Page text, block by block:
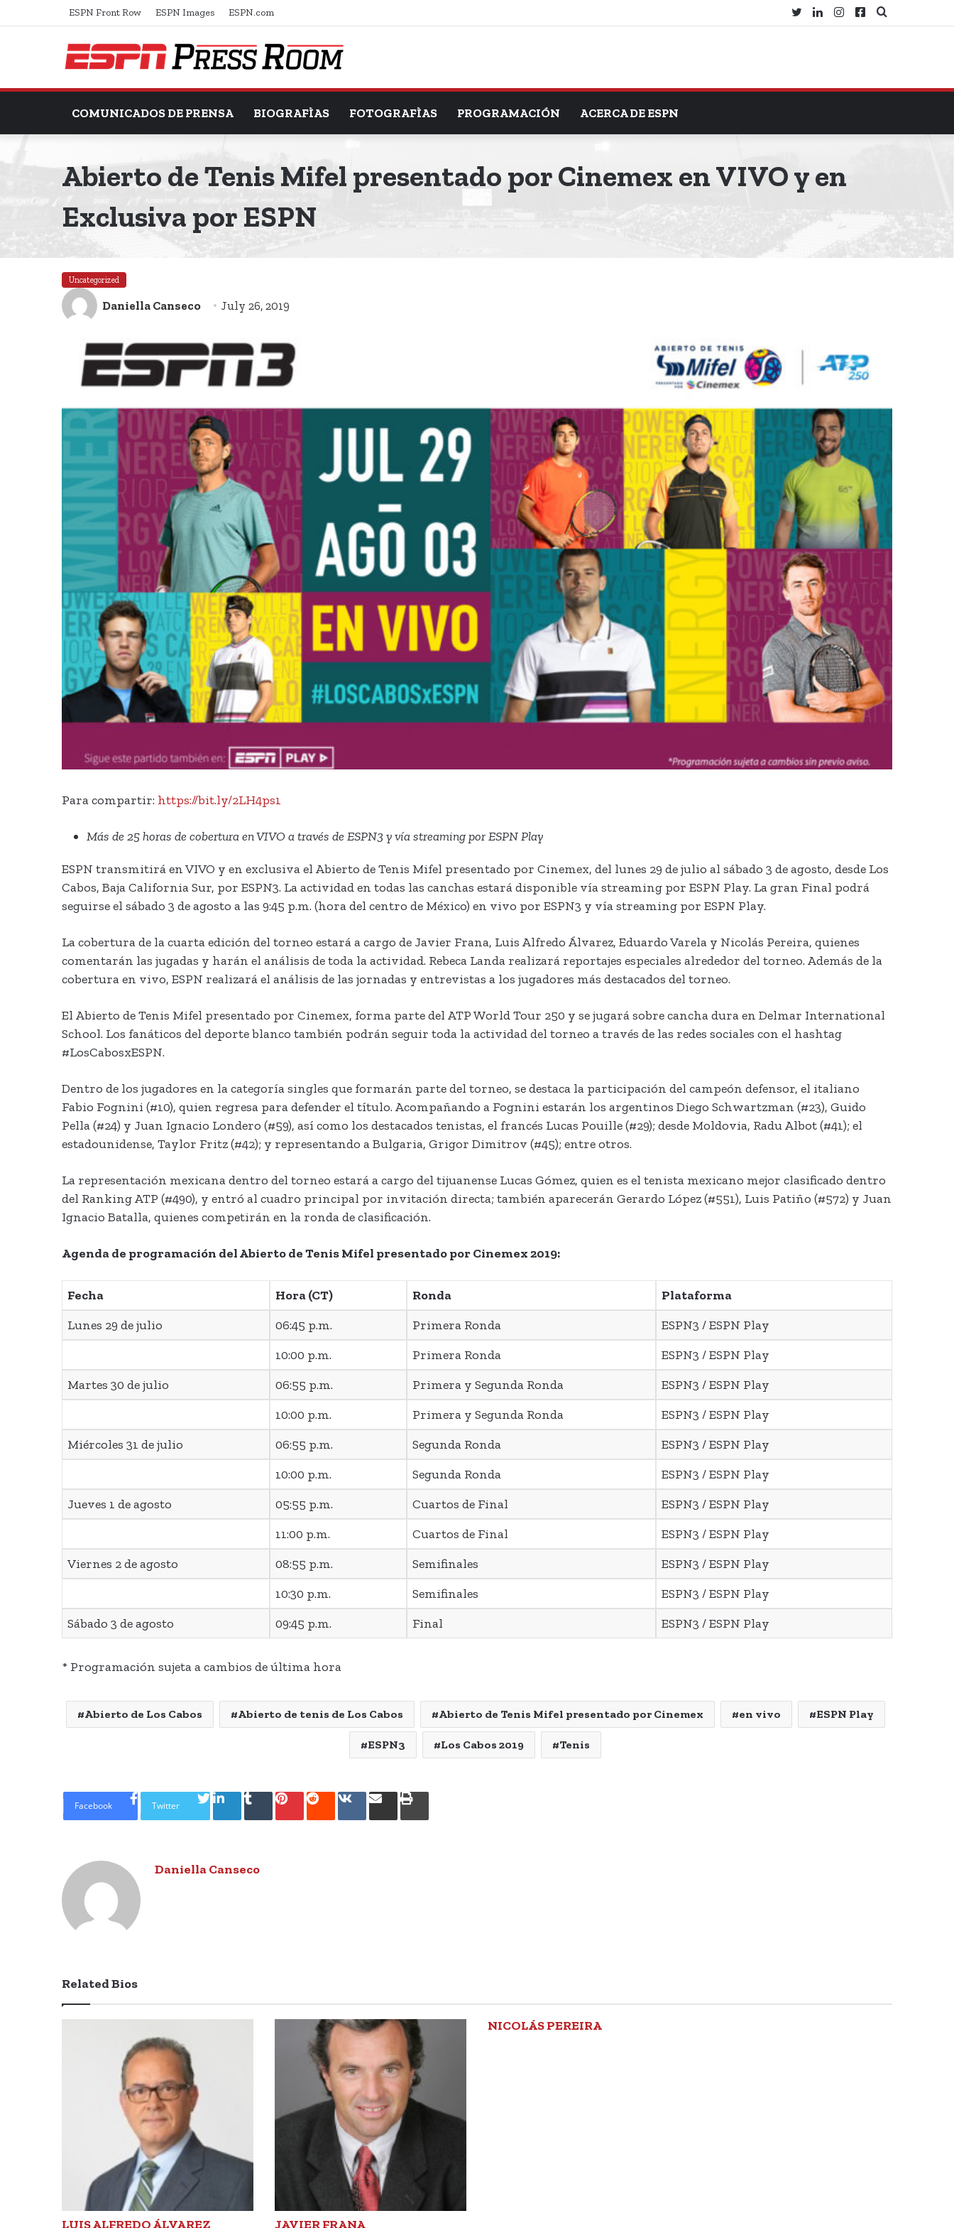
ESPN Front Row ESPN Images ESPN.com
Search
Facebook
Instagram
LinkedIn
Twitter
COMUNICADOS DE PRENSA BIOGRAFÌAS FOTOGRAFÌAS PROGRAMACIÓN ACERCA DE ESPN
Abierto de Tenis Mifel presentado por Cinemex en VIVO y en
Exclusiva por ESPN
Uncategorized
Daniella Canseco July 26, 2019
Para compartir: https://bit.ly/2LH4ps1
Más de 25 horas de cobertura en VIVO a través de ESPN3 y vía streaming por ESPN Play
ESPN transmitirá en VIVO y en exclusiva el Abierto de Tenis Mifel presentado por Cinemex, del lunes 29 de julio al sábado 3 de agosto, desde Los
Cabos, Baja California Sur, por ESPN3. La actividad en todas las canchas estará disponible vía streaming por ESPN Play. La gran Final podrá
seguirse el sábado 3 de agosto a las 9:45 p.m. (hora del centro de México) en vivo por ESPN3 y vía streaming por ESPN Play.
La cobertura de la cuarta edición del torneo estará a cargo de Javier Frana, Luis Alfredo Álvarez, Eduardo Varela y Nicolás Pereira, quienes
comentarán las jugadas y harán el análisis de toda la actividad. Rebeca Landa realizará reportajes especiales alrededor del torneo. Además de la
cobertura en vivo, ESPN realizará el análisis de las jornadas y entrevistas a los jugadores más destacados del torneo.
El Abierto de Tenis Mifel presentado por Cinemex, forma parte del ATP World Tour 250 y se jugará sobre cancha dura en Delmar International
School. Los fanáticos del deporte blanco también podrán seguir toda la actividad del torneo a través de las redes sociales con el hashtag
#LosCabosxESPN.
Dentro de los jugadores en la categoría singles que formarán parte del torneo, se destaca la participación del campeón defensor, el italiano
Fabio Fognini (#10), quien regresa para defender el título. Acompañando a Fognini estarán los argentinos Diego Schwartzman (#23), Guido
Pella (#24) y Juan Ignacio Londero (#59), así como los destacados tenistas, el francés Lucas Pouille (#29); desde Moldovia, Radu Albot (#41); el
estadounidense, Taylor Fritz (#42); y representando a Bulgaria, Grigor Dimitrov (#45); entre otros.
La representación mexicana dentro del torneo estará a cargo del tijuanense Lucas Gómez, quien es el tenista mexicano mejor clasificado dentro
del Ranking ATP (#490), y entró al cuadro principal por invitación directa; también aparecerán Gerardo López (#551), Luis Patiño (#572) y Juan
Ignacio Batalla, quienes competirán en la ronda de clasificación.
Agenda de programación del Abierto de Tenis Mifel presentado por Cinemex 2019:
Fecha Hora (CT) Ronda
Plataforma
Lunes 29 de julio
06:45 p.m. Primera Ronda
ESPN3 / ESPN Play
10:00 p.m.
Primera Ronda
ESPN3 / ESPN Play
Martes 30 de julio
06:55 p.m. Primera y Segunda Ronda
ESPN3 / ESPN Play
10:00 p.m.
Primera y Segunda Ronda
ESPN3 / ESPN Play
Miércoles 31 de julio
06:55 p.m. Segunda Ronda
ESPN3 / ESPN Play
10:00 p.m.
Segunda Ronda
ESPN3 / ESPN Play
Jueves 1 de agosto
05:55 p.m. Cuartos de Final
ESPN3 / ESPN Play
11:00 p.m.
Cuartos de Final
ESPN3 / ESPN Play
Viernes 2 de agosto
08:55 p.m. Semifinales
ESPN3 / ESPN Play
10:30 p.m.
Semifinales
ESPN3 / ESPN Play
Sábado 3 de agosto
09:45 p.m. Final ESPN3 / ESPN Play
* Programación sujeta a cambios de última hora
Abierto de Los Cabos Abierto de tenis de Los Cabos Abierto de Tenis Mifel presentado por Cinemex en vivo ESPN Play
ESPN3 Los Cabos 2019 Tenis
Facebook Twitter LinkedIn
TumblrPinterestRedditVKontakte
SharePrint
Daniella Canseco
Related Bios
LUIS ALFREDO ÁLVAREZ JAVIER FRANA
NICOLÁS PEREIRA